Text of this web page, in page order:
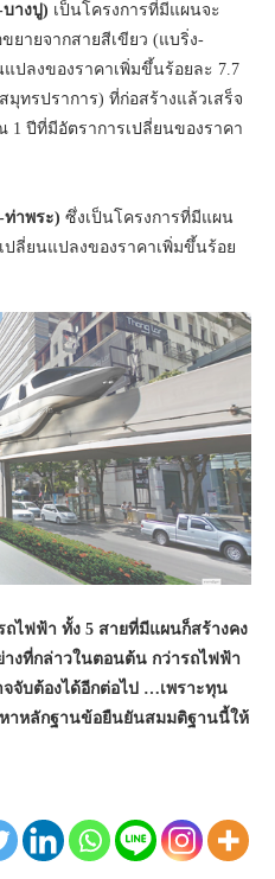
างปู) เป็นโครงการที่มีแผนจะ
ยายจากสายสีเขียว (แบริ่ง-
ปลงของราคาเพิ่มขึ้นร้อยละ 7.7
มุทรปราการ) ที่ก่อสร้างแล้วเสร็จ
1 ปีที่มีอัตราการเปลี่ยนของราคา
ท่าพระ) ซึ่งเป็นโครงการที่มีแผน
ปลี่ยนแปลงของราคาเพิ่มขึ้นร้อย
ไฟฟ้า ทั้ง 5 สายที่มีแผนก็สร้างคง
างที่กล่าวในตอนต้น กว่ารถไฟฟ้า
จับต้องได้อีกต่อไป …เพราะทุน
าหลักฐานข้อยืนยันสมมติฐานนี้ให้